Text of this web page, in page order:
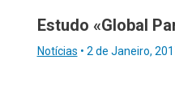
Estudo «Global
Notícias • 2 de Janeiro,